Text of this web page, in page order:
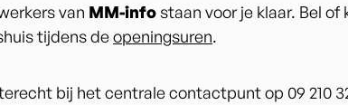
van MM-infostaan voor je klaar. Bel of
tijdens deopeningsuren.
bij het centrale contactpunt op 09 210